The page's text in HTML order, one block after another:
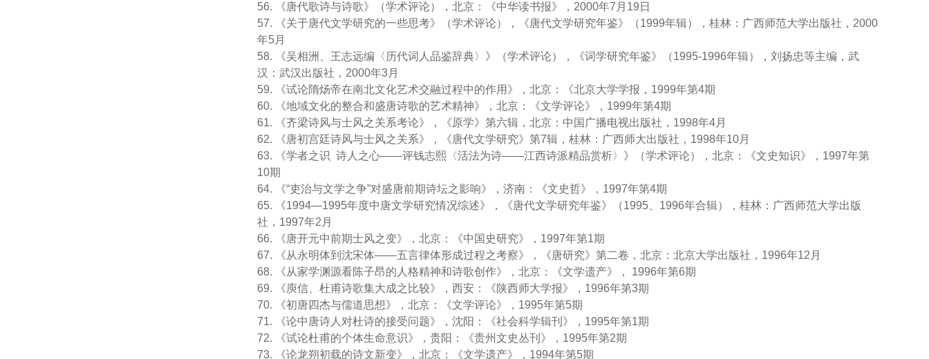
56. 《唐代歌诗与诗歌》（学术评论），北京：《中华读书报》，2000年7月19日
57. 《关于唐代文学研究的一些思考》（学术评论），《唐代文学研究年鉴》（1999年辑），桂林：广西师范大学出版社，2000
年5月
58. 《吴相洲、王志远编〈历代词人品鉴辞典〉》（学术评论），《词学研究年鉴》（1995-1996年辑），刘扬忠等主编，武
汉：武汉出版社，2000年3月
59. 《试论隋炀帝在南北文化艺术交融过程中的作用》，北京：《北京大学学报，1999年第4期
60. 《地域文化的整合和盛唐诗歌的艺术精神》，北京：《文学评论》，1999年第4期
61. 《齐梁诗风与士风之关系考论》，《原学》第六辑，北京：中国广播电视出版社，1998年4月
62. 《唐初宫廷诗风与士风之关系》，《唐代文学研究》第7辑，桂林：广西师大出版社，1998年10月
63. 《学者之识 诗人之心——评钱志熙〈活法为诗——江西诗派精品赏析〉》（学术评论），北京：《文史知识》，1997年第
10期
64. 《“吏治与文学之争”对盛唐前期诗坛之影响》，济南：《文史哲》，1997年第4期
65. 《1994—1995年度中唐文学研究情况综述》，《唐代文学研究年鉴》（1995、1996年合辑），桂林：广西师范大学出版
社，1997年2月
66. 《唐开元中前期士风之变》，北京：《中国史研究》，1997年第1期
67. 《从永明体到沈宋体——五言律体形成过程之考察》，《唐研究》第二卷，北京：北京大学出版社，1996年12月
68. 《从家学渊源看陈子昂的人格精神和诗歌创作》，北京：《文学遗产》， 1996年第6期
69. 《庾信、杜甫诗歌集大成之比较》，西安：《陕西师大学报》，1996年第3期
70. 《初唐四杰与儒道思想》，北京：《文学评论》，1995年第5期
71. 《论中唐诗人对杜诗的接受问题》，沈阳：《社会科学辑刊》，1995年第1期
72. 《试论杜甫的个体生命意识》，贵阳：《贵州文史丛刊》，1995年第2期
73. 《论龙朔初载的诗文新变》，北京：《文学遗产》，1994年第5期